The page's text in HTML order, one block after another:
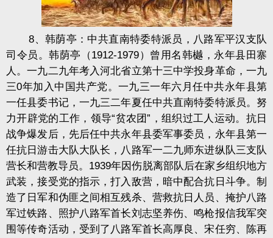
8、韩荫亭：中共直南特委特派员，八路军平汉支队
司令员。韩荫亭（1912-1979）曾用名韩樾，永年县田寨
人。一九二九年考入河北省立第十三中学投身革命，一九
三0年加入中国共产党。一九三一年六月任中共永年县第
一任县委书记，一九三二年夏任中共直南特委特派员。努
力开辟党的工作，领导“贫农团”，组织过工人运动。抗日
战争爆发后，先后任中共永年县委军事委员，永年县第一
任抗日游击大队大队长，八路军一二九师东进纵队三支队
营长和营教导员。1939年因伤脱离部队后在家乡组织地方
武装，接受党的指示，打入敌营，暗中配合抗日斗争。制
造了日军和伪匪之间相互残杀、营救抗日人员、掩护八路
军过铁路、照护八路军首长刘志坚养伤、鸣枪报信我军突
围等传奇活动，受到了八路军首长高厚良、宋任穷、陈再